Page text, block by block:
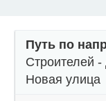
Путь по
Строителей
Новая улица